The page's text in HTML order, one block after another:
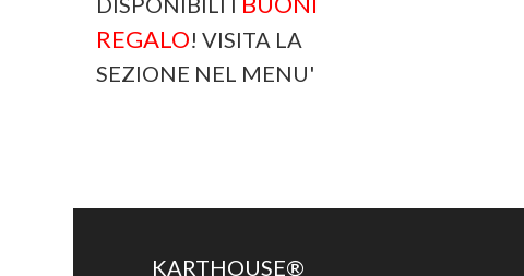
REGALO! VISITA LA
SEZIONE NEL MENU'
KARTHOUSE®